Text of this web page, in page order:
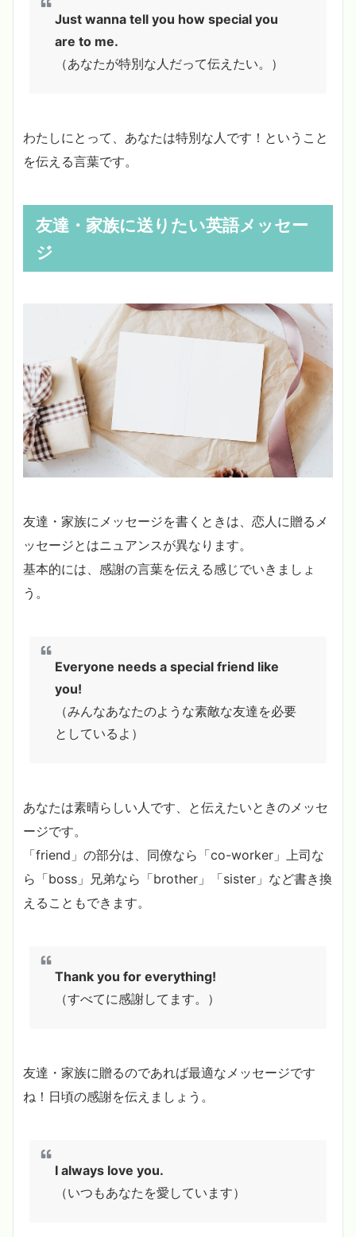
Just wanna tell you how special you
are to me.
（あなたが特別な人だって伝えたい。）
わたしにとって、あなたは特別な人です！ということ
を伝える言葉です。
友達・家族に送りたい英語メッセー
ジ
友達・家族にメッセージを書くときは、恋人に贈るメ
ッセージとはニュアンスが異なります。
基本的には、感謝の言葉を伝える感じでいきましょ
う。
Everyone needs a special friend like
you!
（みんなあなたのような素敵な友達を必要
としているよ）
あなたは素晴らしい人です、と伝えたいときのメッセ
ージです。
「friend」の部分は、同僚なら「co-worker」上司な
ら「boss」兄弟なら「brother」「sister」など書き換
えることもできます。
Thank you for everything!
（すべてに感謝してます。）
友達・家族に贈るのであれば最適なメッセージです
ね！日頃の感謝を伝えましょう。
I always love you.
（いつもあなたを愛しています）